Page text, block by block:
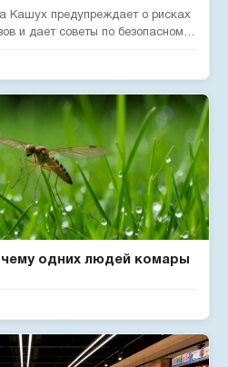
Кашух предупреждает о рисках
и дает советы по безопасному
одних людей комары